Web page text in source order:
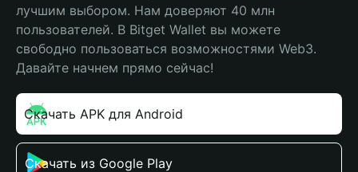
лучшим выбором. Нам доверяют 40 млн
пользователей. В Bitget Wallet вы можете
свободно пользоваться возможностями Web3.
Давайте начнем прямо сейчас!
Скачать APK для Android
Скачать из Google Play